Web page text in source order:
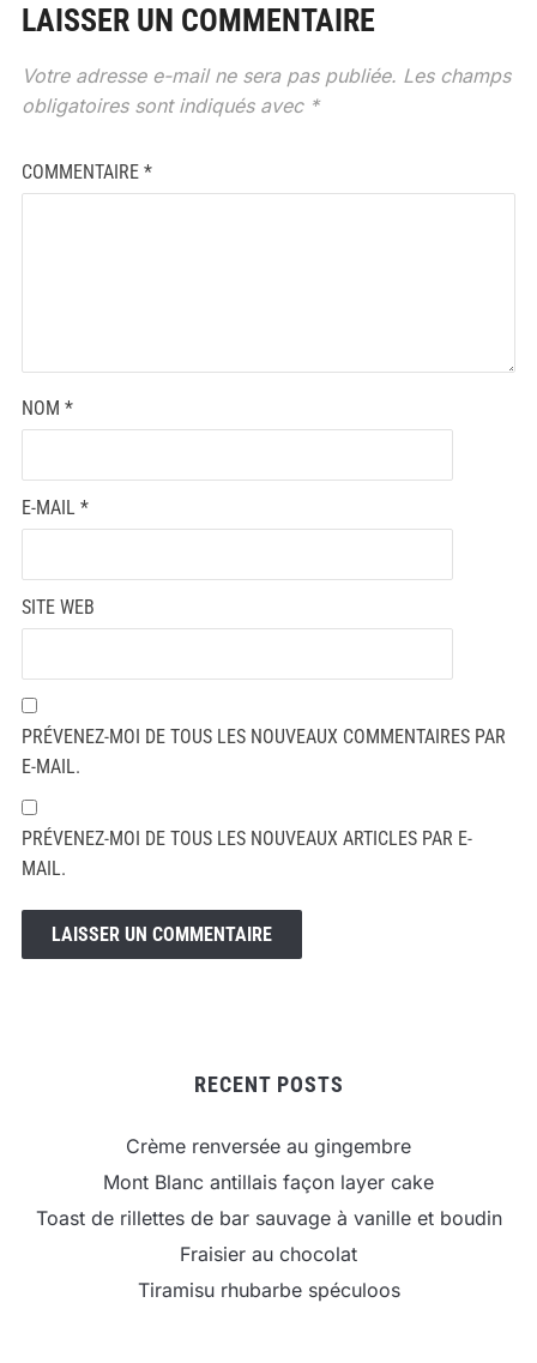
LAISSER UN COMMENTAIRE
Votre adresse e-mail ne sera pas publiée. Les champs
obligatoires sont indiqués avec *
COMMENTAIRE *
NOM *
E-MAIL *
SITE WEB
PRÉVENEZ-MOI DE TOUS LES NOUVEAUX COMMENTAIRES PAR
E-MAIL.
PRÉVENEZ-MOI DE TOUS LES NOUVEAUX ARTICLES PAR E-
MAIL.
RECENT POSTS
Crème renversée au gingembre
Mont Blanc antillais façon layer cake
Toast de rillettes de bar sauvage à vanille et boudin
Fraisier au chocolat
Tiramisu rhubarbe spéculoos